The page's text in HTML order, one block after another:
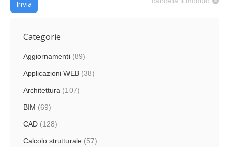
Invia
Categorie
Aggiornamenti (89)
Applicazioni WEB (38)
Architettura (107)
BIM (69)
CAD (128)
Calcolo strutturale (57)